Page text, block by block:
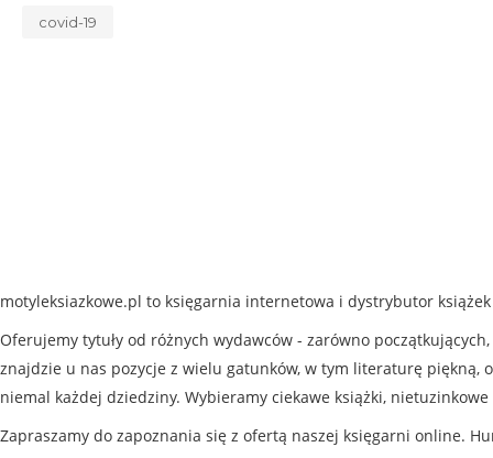
covid-19
motyleksiazkowe.pl to księgarnia internetowa i dystrybutor książek
Oferujemy tytuły od różnych wydawców - zarówno
znajdzie u nas pozycje z wielu gatunków, w tym literaturę piękną,
niemal każdej dziedziny. Wybieramy ciekawe książki,
Zapraszamy do zapoznania się z ofertą naszej księgarni online.